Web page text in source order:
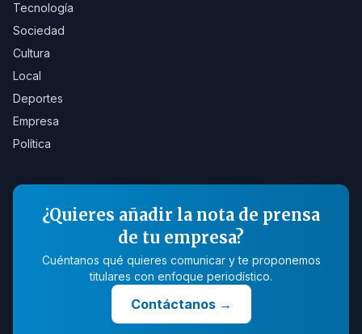
Tecnología
Sociedad
Cultura
Local
Deportes
Empresa
Política
¿Quieres añadir la nota de prensa
de tu empresa?
Cuéntanos qué quieres comunicar y te proponemos
titulares con enfoque periodístico.
Contáctanos→